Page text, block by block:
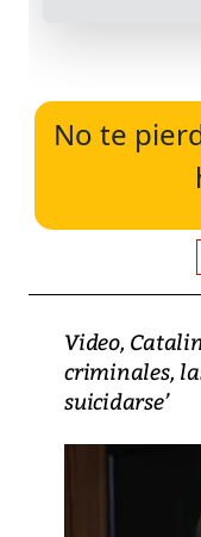
No te
Video,
criminales,
suicidarse’